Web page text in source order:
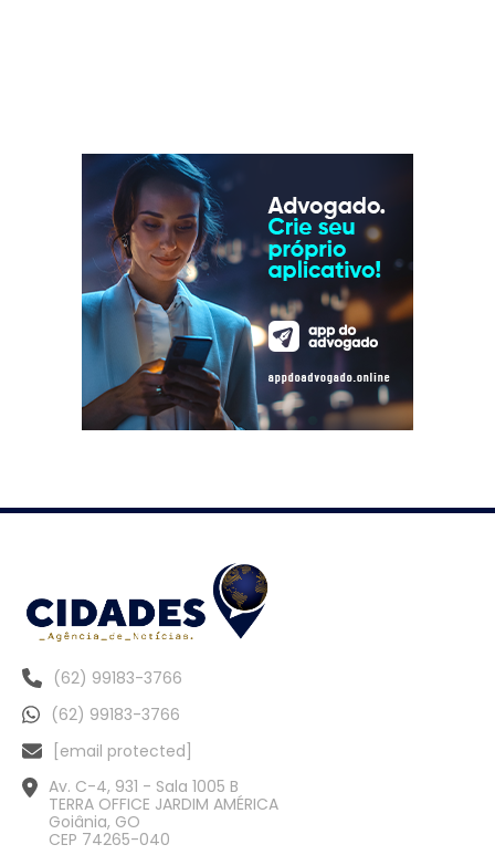
(62) 99183-3766
(62) 99183-3766
[email protected]
Av. C-4, 931 - Sala 1005 B
TERRA OFFICE JARDIM AMÉRICA
Goiânia, GO
CEP 74265-040